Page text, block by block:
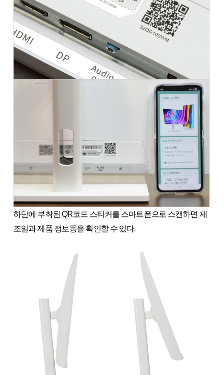
하단에 부착된 QR코드 스티커를 스마트폰으로 스캔하면 제
조일과 제품 정보등을 확인할 수 있다.